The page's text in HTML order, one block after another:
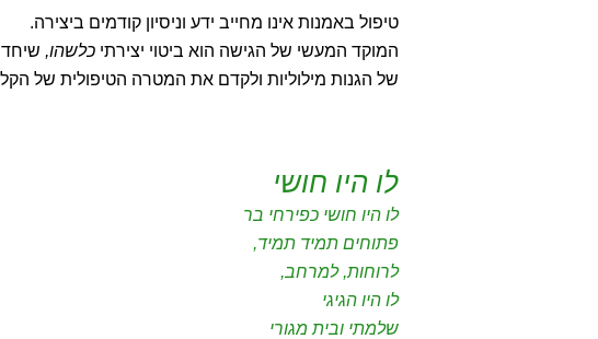
טיפול באמנות אינו מחייב ידע וניסיון קודמים ביצירה.
המוקד המעשי של הגישה הוא ביטוי יצירתי כלשהו,
של הגנות מילוליות ולקדם את המטרה הטיפולית של
לו היו חושי
לו היו חושי כפירחי בר
פתוחים תמיד תמיד,
לרוחות, למרחב,
לו היו הגיגי
שלמתי ובית מגורי